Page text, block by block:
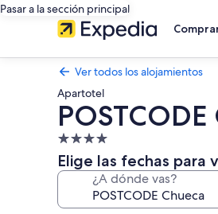
Pasar a la sección principal
Ver todos los alojamientos
Apartotel
Alojamiento
de
4.0 estrellas
Elige las fechas para
¿A dónde vas?